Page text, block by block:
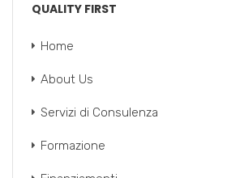
QUALITY FIRST
Home
About Us
Servizi di Consulenza
Formazione